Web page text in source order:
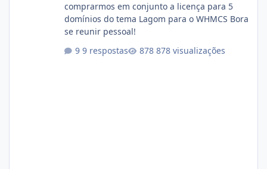
comprarmos em conjunto a licença para 5
domínios do tema Lagom para o WHMCS Bora
se reunir pessoal!
9 respostas
878 visualizações